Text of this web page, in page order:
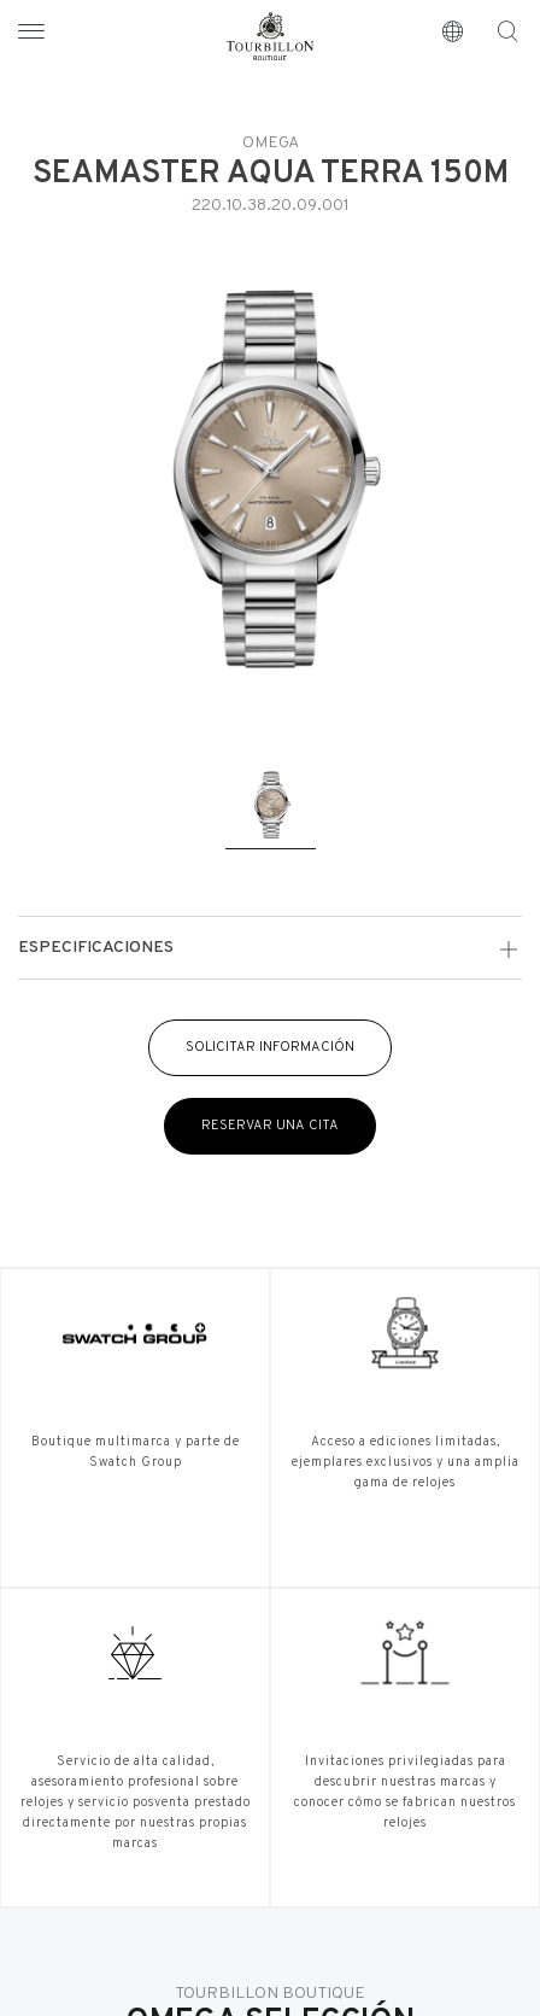
https://www.tourbillon.com/es
OMEGA
SEAMASTER AQUA TERRA 150M
220.10.38.20.09.001
ESPECIFICACIONES
SOLICITAR INFORMACIÓN
RESERVAR UNA CITA
Boutique multimarca y parte de
Swatch Group
Acceso a ediciones limitadas,
ejemplares exclusivos y una amplia
gama de relojes
Servicio de alta calidad,
asesoramiento profesional sobre
relojes y servicio posventa prestado
directamente por nuestras propias
marcas
Invitaciones privilegiadas para
descubrir nuestras marcas y
conocer cómo se fabrican nuestros
relojes
TOURBILLON BOUTIQUE